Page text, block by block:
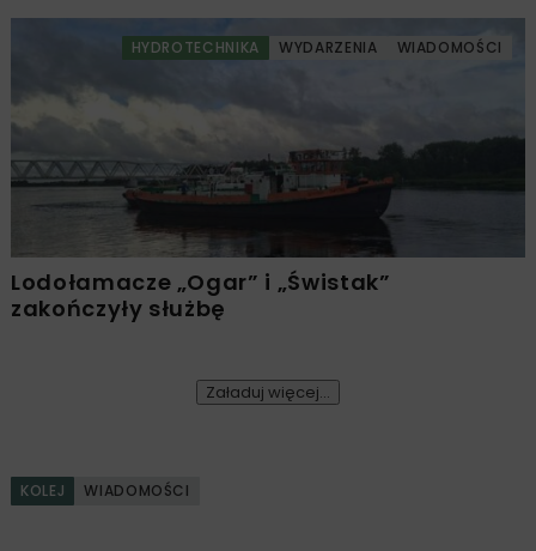
HYDROTECHNIKA WYDARZENIA WIADOMOŚCI
Lodołamacze „Ogar” i „Świstak”
zakończyły służbę
Załaduj więcej...
KOLEJ WIADOMOŚCI